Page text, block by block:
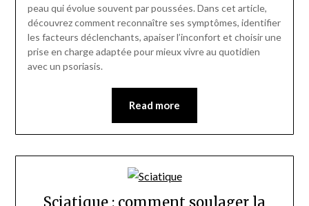
peau qui évolue souvent par poussées. Dans cet article,
découvrez comment reconnaître ses symptômes, identifier
les facteurs déclenchants, apaiser l’inconfort et choisir une
prise en charge adaptée pour mieux vivre au quotidien
avec un psoriasis.
Read more
Sciatique : comment soulager la